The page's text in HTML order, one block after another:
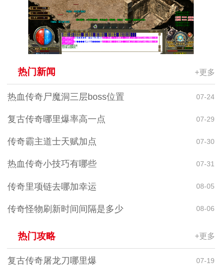
热门新闻 +更多
热血传奇尸魔洞三层boss位置 07-24
复古传奇哪里爆率高一点 07-29
传奇霸主道士天赋加点 07-30
热血传奇小技巧有哪些 07-31
传奇里项链去哪加幸运 08-05
传奇怪物刷新时间间隔是多少 08-06
热门攻略 +更多
复古传奇屠龙刀哪里爆 07-19